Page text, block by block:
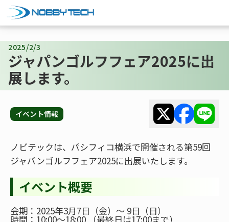
2025/2/3
ジャパンゴルフフェア2025に出
展します。
イベント情報
ノビテックは、パシフィコ横浜で開催される第59回
ジャパンゴルフフェア2025に出展いたします。
イベント概要
会期：2025年3月7日（金）～ 9日（日）
時間：10:00～18:00 （最終日は17:00まで）